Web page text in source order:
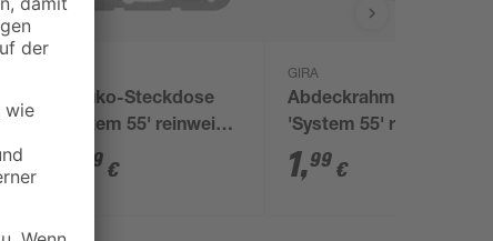
Schuko-Steckdose
'System 55' reinweiß
glänzend mit
erhöhtem
29 €
GIRA
Abdeckrahmen 1-fach
'System 55' reinweiß
matt
1,99 €